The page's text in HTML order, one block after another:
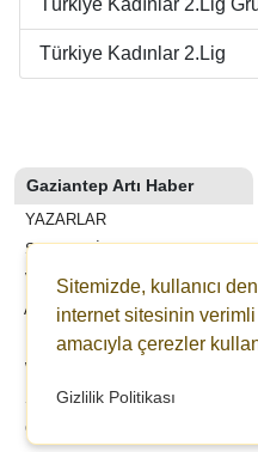
Türkiye Kadınlar 2.Lig
Gaziantep Artı Haber
YAZARLAR
SON DAKİKA
VİDEOLAR
ANKETLER
FİRMA REHBERİ
WİKİ
ŞEHİR REHBERİ
GAZETELER
Sitemizde, kullanıcı
internet sitesinin verimli
amacıyla çerezler
Gizlilik Politikası